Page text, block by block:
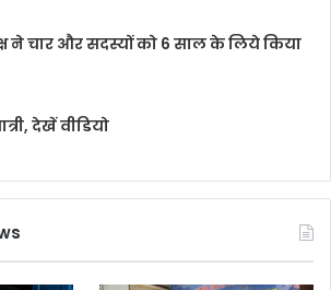
ने चार और सदस्यों को 6 साल के लिये किया
देखें वीडियो